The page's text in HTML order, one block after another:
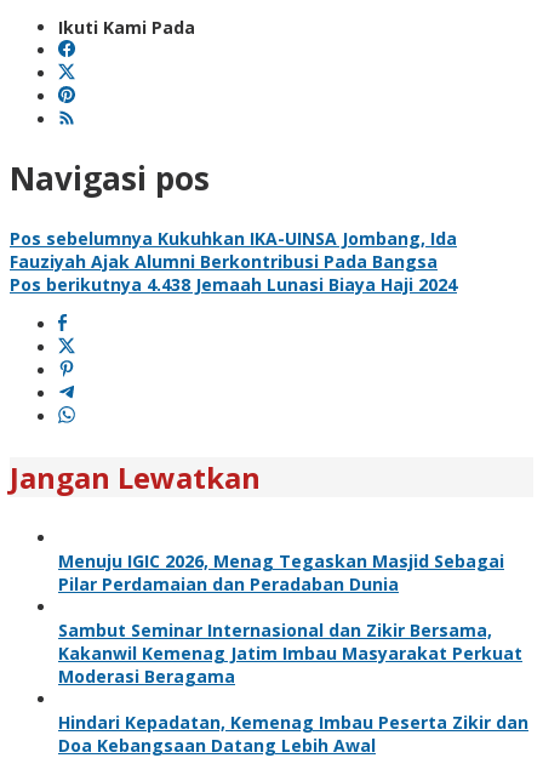
Ikuti Kami Pada
Navigasi pos
Pos sebelumnya Kukuhkan IKA-UINSA Jombang, Ida
Fauziyah Ajak Alumni Berkontribusi Pada Bangsa
Pos berikutnya 4.438 Jemaah Lunasi Biaya Haji 2024
Jangan Lewatkan
Menuju IGIC 2026, Menag Tegaskan Masjid Sebagai
Pilar Perdamaian dan Peradaban Dunia
Sambut Seminar Internasional dan Zikir Bersama,
Kakanwil Kemenag Jatim Imbau Masyarakat Perkuat
Moderasi Beragama
Hindari Kepadatan, Kemenag Imbau Peserta Zikir dan
Doa Kebangsaan Datang Lebih Awal